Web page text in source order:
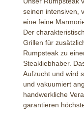
seinen intensiven,
eine feine
Der
Grillen für
Rumpsteak zu
Steakliebhaber.
Aufzucht und wird
und vakuumiert
handwerkliche
garantieren